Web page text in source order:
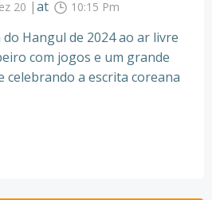
20 |at 10:15 Pm
Hangul de 2024 ao ar livre
com jogos e um grande
celebrando a escrita coreana